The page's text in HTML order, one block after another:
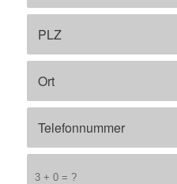
3 + 0 = ?